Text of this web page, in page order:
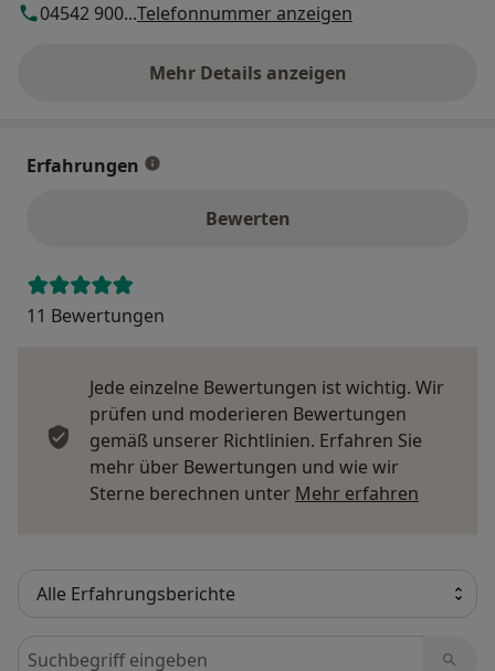
04542 900...Telefonnummer anzeigen
Mehr Details anzeigen
über die Adresse
Erfahrungen
Bewerten
11 Bewertungen
Jede einzelne Bewertungen ist wichtig. Wir
prüfen und moderieren Bewertungen
gemäß unserer Richtlinien. Erfahren Sie
mehr über Bewertungen und wie wir
Sterne berechnen unter Mehr erfahren
Bewertungen durchsuchen